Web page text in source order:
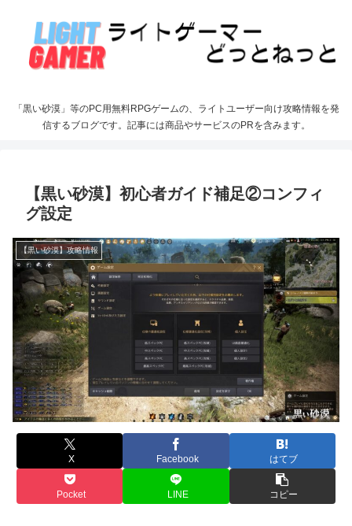
「黒い砂漠」等のPC用無料RPGゲームの、ライトユーザー向け攻略情報を発
信するブログです。記事には商品やサービスのPRを含みます。
【黒い砂漠】初心者ガイド補足②コンフィ
グ設定
【黒い砂漠】攻略情報
X Facebook はてブ
Pocket LINE コピー